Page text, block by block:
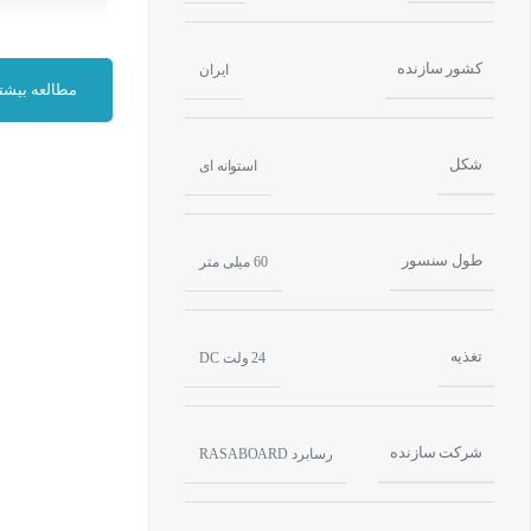
کشور سازنده ایران
شکل استوانه ای
طول سنسور 60 میلی متر
تغذیه 24 ولت DC
شرکت سازنده رسابرد RASABOARD
مطالعه